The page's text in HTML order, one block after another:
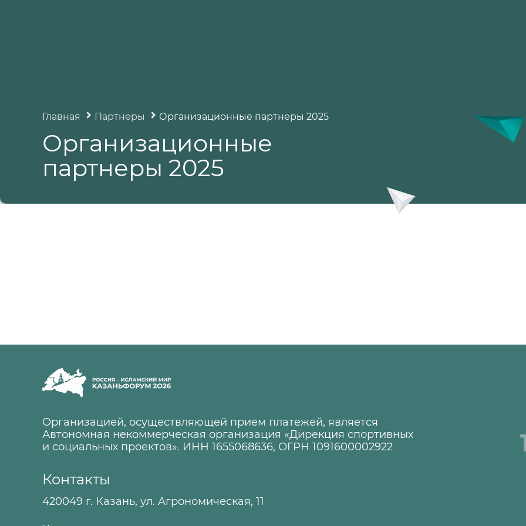
Главная Партнеры Организационные партнеры 2025
Организационные
партнеры 2025
Организацией, осуществляющей прием платежей, является
Автономная некоммерческая организация «Дирекция спортивных
и социальных проектов». ИНН 1655068636, ОГРН 1091600002922
Контакты
420049 г. Казань, ул. Агрономическая, 11